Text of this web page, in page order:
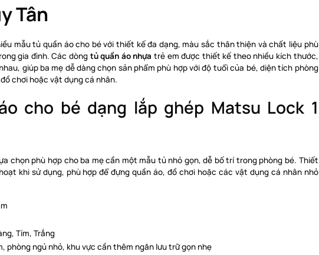
Tân
mẫu tủ quần áo cho bé với thiết kế đa dạng, màu sắc thân thiện và chất liệu phù
gia đình. Các dòng tủ quần áo nhựa trẻ em được thiết kế theo nhiều kích thước,
giúp ba mẹ dễ dàng chọn sản phẩm phù hợp với độ tuổi của bé, diện tích phòng
chơi hoặc vật dụng cá nhân.
cho bé dạng lắp ghép Matsu Lock 1
chọn phù hợp cho ba mẹ cần một mẫu tủ nhỏ gọn, dễ bố trí trong phòng bé. Thiết
khi sử dụng, phù hợp để đựng quần áo, đồ chơi hoặc các vật dụng cá nhân nhỏ
Tím, Trắng
phòng ngủ nhỏ, khu vực cần thêm ngăn lưu trữ gọn nhẹ